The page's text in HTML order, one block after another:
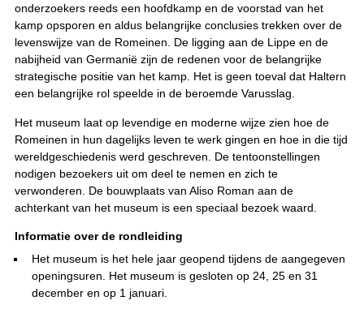
onderzoekers reeds een hoofdkamp en de voorstad van het
kamp opsporen en aldus belangrijke conclusies trekken over de
levenswijze van de Romeinen. De ligging aan de Lippe en de
nabijheid van Germanië zijn de redenen voor de belangrijke
strategische positie van het kamp. Het is geen toeval dat Haltern
een belangrijke rol speelde in de beroemde Varusslag.
Het museum laat op levendige en moderne wijze zien hoe de
Romeinen in hun dagelijks leven te werk gingen en hoe in die tijd
wereldgeschiedenis werd geschreven. De tentoonstellingen
nodigen bezoekers uit om deel te nemen en zich te
verwonderen. De bouwplaats van Aliso Roman aan de
achterkant van het museum is een speciaal bezoek waard.
Informatie over de rondleiding
Het museum is het hele jaar geopend tijdens de aangegeven
openingsuren. Het museum is gesloten op 24, 25 en 31
december en op 1 januari.